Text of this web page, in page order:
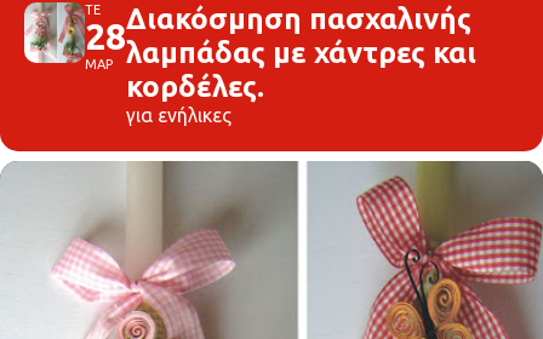
ΤΕ
28
ΜΑΡ
Διακόσμηση πασχαλινής
λαμπάδας με χάντρες και
κορδέλες.
για ενήλικες